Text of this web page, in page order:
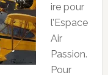
ire pour
l’Espace
Air
Passion.
Pour